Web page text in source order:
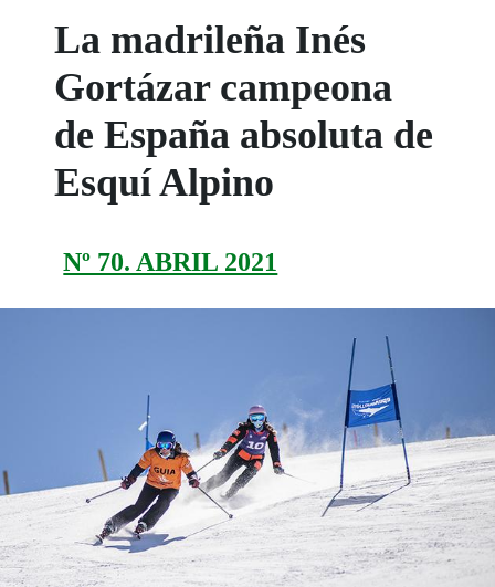
La madrileña Inés
Gortázar campeona
de España absoluta de
Esquí Alpino
Nº 70. ABRIL 2021